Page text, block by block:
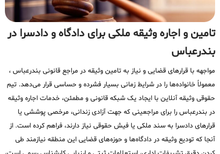
تامین و اجاره وثیقه ملکی برای دادگاه و دادسرا در
بندرعباس
مواجهه با قرارهای قضایی و نیاز به تامین وثیقه در مراجع قانونی بندرعباس ،
معمولاً خانواده‌ها را در شرایط زمانی بسیار فشرده و حساسی قرار می‌دهد. تیم
حقوقی وثیقه آنلاین با ایجاد یک شبکه قانونی و مطمئن، خدمات اجاره وثیقه
در بندرعباس را برای مراجعینی که جهت آزادی زندانی، مرخصی پوششی یا
قرارهای دادسرا به سند ملکی یا فیش حقوقی نیاز دارند، فراهم کرده است. از
آنجا که تودیع وثیقه در دادگاه‌ها و حوزه‌های قضایی این منطقه نیازمند طی